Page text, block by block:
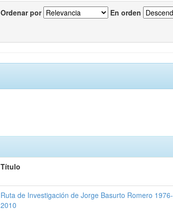
Ordenar por En orden
Título
Ruta de Investigación de Jorge Basurto Romero 1976-
2010